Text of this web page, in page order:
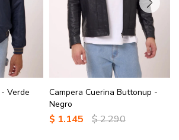
Verde
Campera Cuerina Buttonup -
Negro
$ 1.145 $2.290